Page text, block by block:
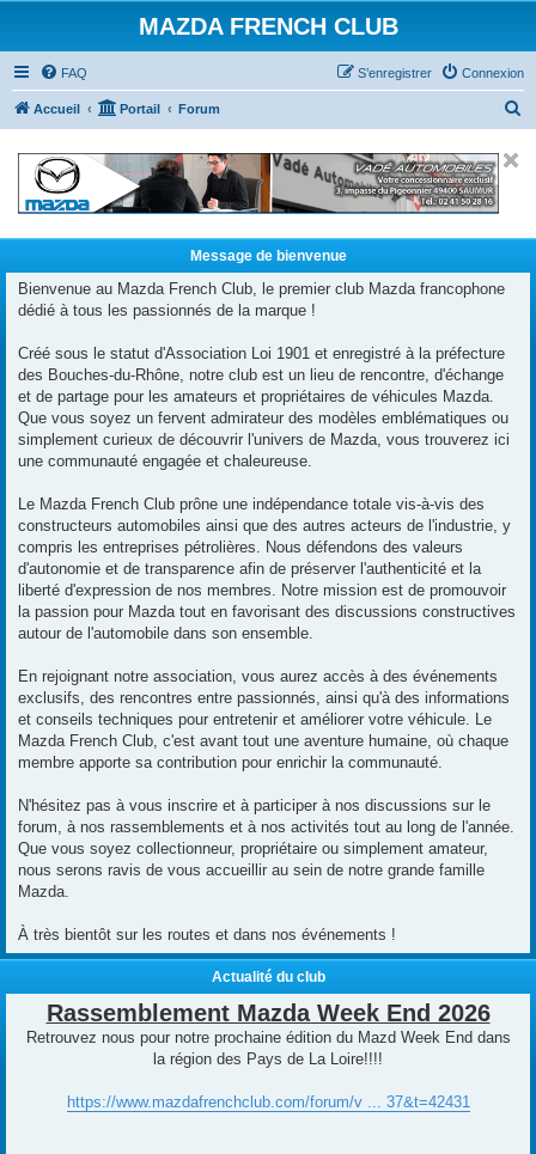
MAZDA FRENCH CLUB
FAQ Connexion
S’enregistrer
Accueil Portail Forum
Message de bienvenue
Bienvenue au Mazda French Club, le premier club Mazda francophone
dédié à tous les passionnés de la marque !
Créé sous le statut d'Association Loi 1901 et enregistré à la préfecture
des Bouches-du-Rhône, notre club est un lieu de rencontre, d'échange
et de partage pour les amateurs et propriétaires de véhicules Mazda.
Que vous soyez un fervent admirateur des modèles emblématiques ou
simplement curieux de découvrir l'univers de Mazda, vous trouverez ici
une communauté engagée et chaleureuse.
Le Mazda French Club prône une indépendance totale vis-à-vis des
constructeurs automobiles ainsi que des autres acteurs de l'industrie, y
compris les entreprises pétrolières. Nous défendons des valeurs
d'autonomie et de transparence afin de préserver l'authenticité et la
liberté d'expression de nos membres. Notre mission est de promouvoir
la passion pour Mazda tout en favorisant des discussions constructives
autour de l'automobile dans son ensemble.
En rejoignant notre association, vous aurez accès à des événements
exclusifs, des rencontres entre passionnés, ainsi qu'à des informations
et conseils techniques pour entretenir et améliorer votre véhicule. Le
Mazda French Club, c'est avant tout une aventure humaine, où chaque
membre apporte sa contribution pour enrichir la communauté.
N'hésitez pas à vous inscrire et à participer à nos discussions sur le
forum, à nos rassemblements et à nos activités tout au long de l'année.
Que vous soyez collectionneur, propriétaire ou simplement amateur,
nous serons ravis de vous accueillir au sein de notre grande famille
Mazda.
À très bientôt sur les routes et dans nos événements !
Actualité du club
Rassemblement Mazda Week End 2026
Retrouvez nous pour notre prochaine édition du Mazd Week End dans
la région des Pays de La Loire!!!!
https://www.mazdafrenchclub.com/forum/v ... 37&t=42431